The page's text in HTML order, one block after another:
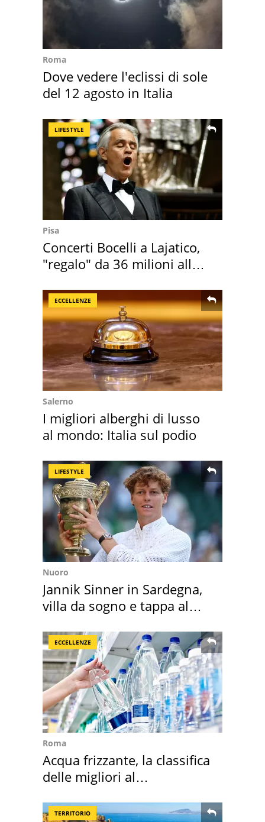
Roma
Dove vedere l'eclissi di sole
del 12 agosto in Italia
LIFESTYLE
Pisa
Concerti Bocelli a Lajatico,
"regalo" da 36 milioni alla
ECCELLENZE
Salerno
I migliori alberghi di lusso
al mondo: Italia sul podio
LIFESTYLE
Nuoro
Jannik Sinner in Sardegna,
villa da sogno e tappa al
ECCELLENZE
Roma
Acqua frizzante, la classifica
delle migliori al
TERRITORIO